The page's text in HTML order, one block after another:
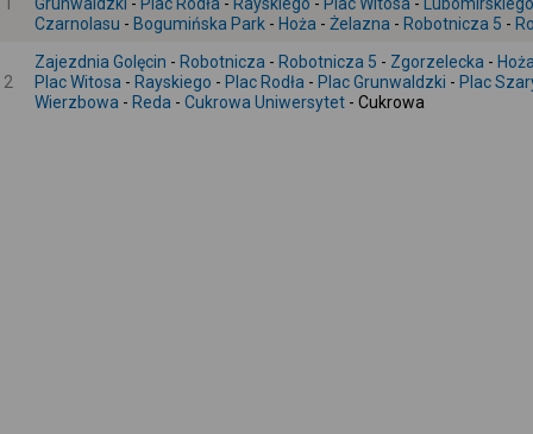
Czarnolasu - Bogumińska Park - Hoża - Żelazna - Robotnicza 5 -
2
Zajezdnia Golęcin - Robotnicza - Robotnicza 5 - Zgorzelecka -
Plac Witosa - Rayskiego - Plac Rodła - Plac Grunwaldzki - Plac
Wierzbowa - Reda - Cukrowa Uniwersytet - Cukrowa